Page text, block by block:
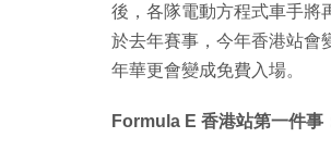
後，各隊電動方程式車手將
於去年賽事，今年香港站會
年華更會變成免費入場。
Formula E 香港站第一件事